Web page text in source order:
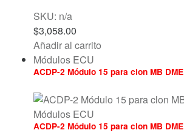
SKU: n/a
$3,058.00
Añadir al carrito
Módulos ECU
ACDP-2 Módulo 15 para clon MB DME
Módulos ECU
ACDP-2 Módulo 15 para clon MB DME